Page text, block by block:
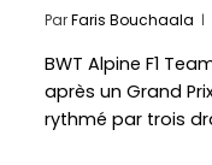
ParFaris Bouchaala
BWT Alpine F1
après un Grand
rythmé par trois